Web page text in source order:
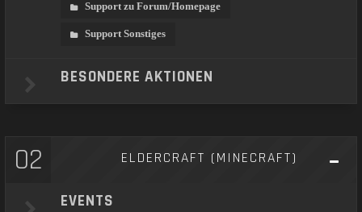
Support zu Forum/Homepage
Support Sonstiges
BESONDERE AKTIONEN
02 ELDERCRAFT (MINECRAFT)
EVENTS